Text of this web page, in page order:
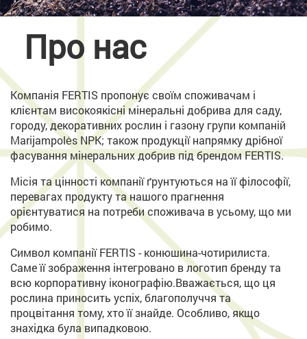
Про нас
Компанія FERTIS пропонує своїм споживачам і
клієнтам високоякісні мінеральні добрива для саду,
городу, декоративних рослин і газону групи компаній
Marijampolės NPK; також продукції напрямку дрібної
фасування мінеральних добрив під брендом FERTIS.
Місія та цінності компанії ґрунтуються на її філософії,
перевагах продукту та нашого прагнення
орієнтуватися на потреби споживача в усьому, що ми
робимо.
Символ компанії FERTIS - конюшина-чотирилиста.
Саме її зображення інтегровано в логотип бренду та
всю корпоративну іконографію.Вважається, що ця
рослина приносить успіх, благополуччя та
процвітання тому, хто її знайде. Особливо, якщо
знахідка була випадковою.